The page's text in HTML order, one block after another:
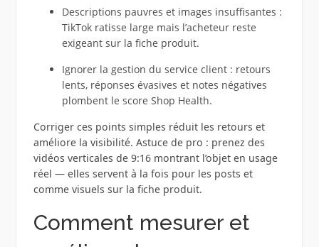
Descriptions pauvres et images insuffisantes :
TikTok ratisse large mais l’acheteur reste
exigeant sur la fiche produit.
Ignorer la gestion du service client : retours
lents, réponses évasives et notes négatives
plombent le score Shop Health.
Corriger ces points simples réduit les retours et
améliore la visibilité. Astuce de pro : prenez des
vidéos verticales de 9:16 montrant l’objet en usage
réel — elles servent à la fois pour les posts et
comme visuels sur la fiche produit.
Comment mesurer et